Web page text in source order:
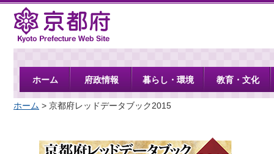
京都府
ホーム 府政情報 暮らし・環境 教育・文化
ホーム > 京都府レッドデータブック2015